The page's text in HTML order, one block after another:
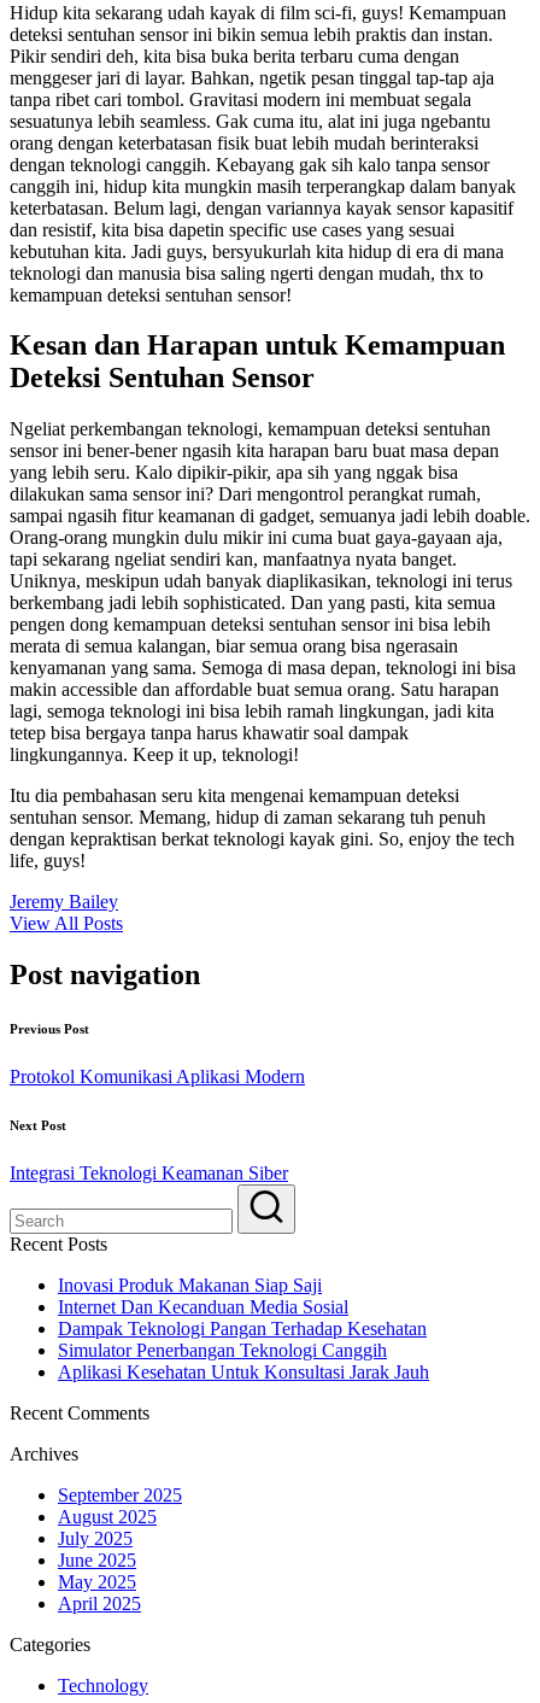
Hidup kita sekarang udah kayak di film sci-fi, guys! Kemampuan
deteksi sentuhan sensor ini bikin semua lebih praktis dan instan.
Pikir sendiri deh, kita bisa buka berita terbaru cuma dengan
menggeser jari di layar. Bahkan, ngetik pesan tinggal tap-tap aja
tanpa ribet cari tombol. Gravitasi modern ini membuat segala
sesuatunya lebih seamless. Gak cuma itu, alat ini juga ngebantu
orang dengan keterbatasan fisik buat lebih mudah berinteraksi
dengan teknologi canggih. Kebayang gak sih kalo tanpa sensor
canggih ini, hidup kita mungkin masih terperangkap dalam banyak
keterbatasan. Belum lagi, dengan variannya kayak sensor kapasitif
dan resistif, kita bisa dapetin specific use cases yang sesuai
kebutuhan kita. Jadi guys, bersyukurlah kita hidup di era di mana
teknologi dan manusia bisa saling ngerti dengan mudah, thx to
kemampuan deteksi sentuhan sensor!
Kesan dan Harapan untuk Kemampuan
Deteksi Sentuhan Sensor
Ngeliat perkembangan teknologi, kemampuan deteksi sentuhan
sensor ini bener-bener ngasih kita harapan baru buat masa depan
yang lebih seru. Kalo dipikir-pikir, apa sih yang nggak bisa
dilakukan sama sensor ini? Dari mengontrol perangkat rumah,
sampai ngasih fitur keamanan di gadget, semuanya jadi lebih doable.
Orang-orang mungkin dulu mikir ini cuma buat gaya-gayaan aja,
tapi sekarang ngeliat sendiri kan, manfaatnya nyata banget.
Uniknya, meskipun udah banyak diaplikasikan, teknologi ini terus
berkembang jadi lebih sophisticated. Dan yang pasti, kita semua
pengen dong kemampuan deteksi sentuhan sensor ini bisa lebih
merata di semua kalangan, biar semua orang bisa ngerasain
kenyamanan yang sama. Semoga di masa depan, teknologi ini bisa
makin accessible dan affordable buat semua orang. Satu harapan
lagi, semoga teknologi ini bisa lebih ramah lingkungan, jadi kita
tetep bisa bergaya tanpa harus khawatir soal dampak
lingkungannya. Keep it up, teknologi!
Itu dia pembahasan seru kita mengenai kemampuan deteksi
sentuhan sensor. Memang, hidup di zaman sekarang tuh penuh
dengan kepraktisan berkat teknologi kayak gini. So, enjoy the tech
life, guys!
Jeremy Bailey
View All Posts
Post navigation
Previous Post
Protokol Komunikasi Aplikasi Modern
Next Post
Integrasi Teknologi Keamanan Siber
Recent Posts
Inovasi Produk Makanan Siap Saji
Internet Dan Kecanduan Media Sosial
Dampak Teknologi Pangan Terhadap Kesehatan
Simulator Penerbangan Teknologi Canggih
Aplikasi Kesehatan Untuk Konsultasi Jarak Jauh
Recent Comments
Archives
September 2025
August 2025
July 2025
June 2025
May 2025
April 2025
Categories
Technology